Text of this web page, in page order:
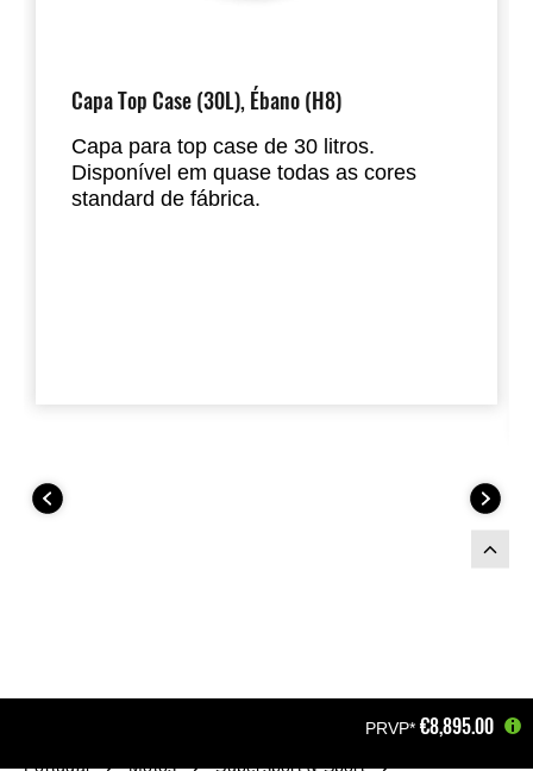
Capa Top Case (30L), Ébano (H8)
Capa para top case de 30 litros.
Disponível em quase todas as cores
standard de fábrica.
PRVP* €8,895.00
Portugal Motos
Supersport & Sport